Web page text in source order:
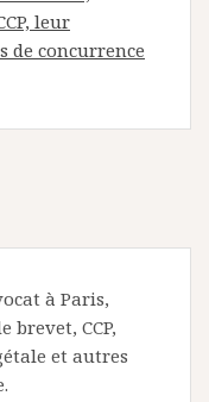
leur
de concurrence
à Paris,
brevet, CCP,
et autres